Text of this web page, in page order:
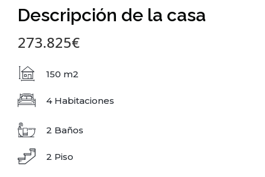
Descripción de la casa
273.825€
150 m2
4 Habitaciones
2 Baños
2 Piso